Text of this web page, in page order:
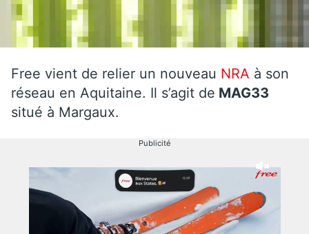
Free vient de relier un nouveau NRA à son
réseau en Aquitaine. Il s’agit de MAG33
situé à Margaux.
Publicité